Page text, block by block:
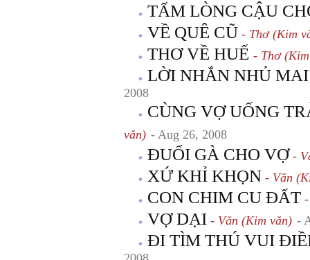
TẤM LÒNG CẬU
VỀ QUÊ CŨ - Thơ (Kim
THƠ VỀ HUẾ - Thơ
LỜI NHẮN NHỦ
2008
CÙNG VỢ UỐNG
văn) - Aug 26, 2008
ĐUỔI GÀ CHO VỢ -
XỨ KHỈ KHỌN - Văn
CON CHIM CU ĐẤT
VỢ DẠI - Văn (Kim văn) -
ĐI TÌM THÚ VUI